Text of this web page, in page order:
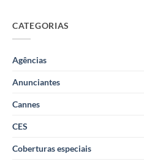
CATEGORIAS
Agências
Anunciantes
Cannes
CES
Coberturas especiais